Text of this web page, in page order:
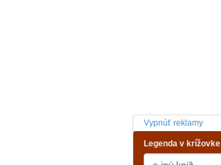
Vypnúť reklamy
Legenda v krížovke